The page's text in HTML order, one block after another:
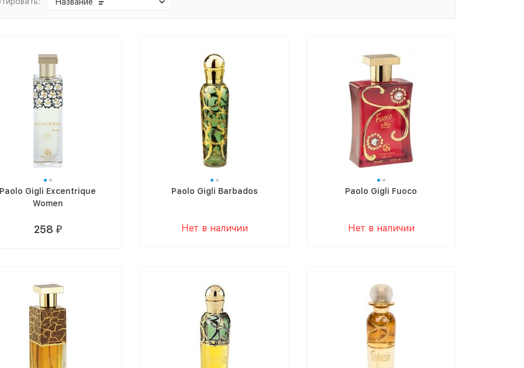
Paolo Gigli Excentrique
Women
258 ₽
Paolo Gigli Barbados
Нет в наличии
Paolo Gigli Fuoco
Нет в наличии